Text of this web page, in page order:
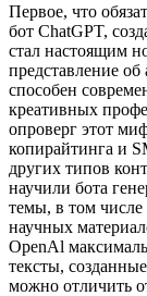
Первое, что
бот ChatGPT,
стал настоящим
представление
способен
креативных
опроверг этот
копирайтинга и
других типов
научили бота
темы, в том числе
научных
OpenAl
тексты,
можно отличить